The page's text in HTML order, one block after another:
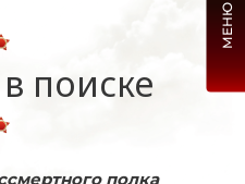
поиске
полка
МЕНЮ